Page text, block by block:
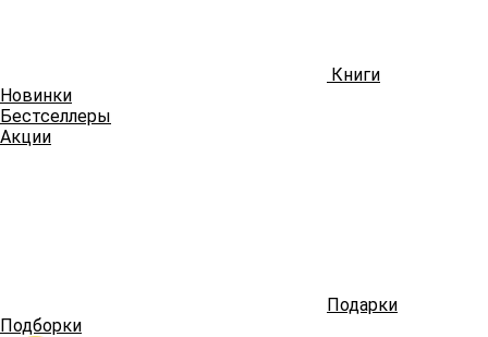
Книги
Новинки
Бестселлеры
Акции
Подарки
Подборки